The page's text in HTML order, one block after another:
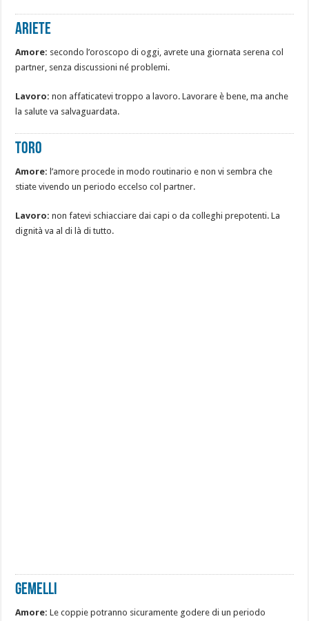
Ariete
Amore: secondo l’oroscopo di oggi, avrete una giornata serena col
partner, senza discussioni né problemi.
Lavoro: non affaticatevi troppo a lavoro. Lavorare è bene, ma anche
la salute va salvaguardata.
Toro
Amore: l’amore procede in modo routinario e non vi sembra che
stiate vivendo un periodo eccelso col partner.
Lavoro: non fatevi schiacciare dai capi o da colleghi prepotenti. La
dignità va al di là di tutto.
Gemelli
Amore: Le coppie potranno sicuramente godere di un periodo